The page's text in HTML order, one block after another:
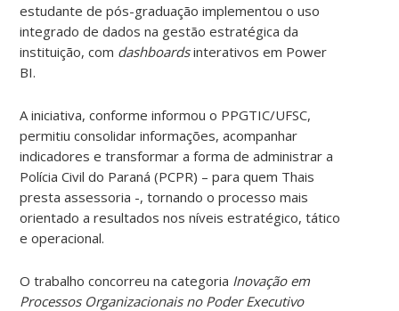
estudante de pós-graduação implementou o uso
integrado de dados na gestão estratégica da
instituição, com dashboardsinterativos em Power
BI.
A iniciativa, conforme informou o PPGTIC/UFSC,
permitiu consolidar informações, acompanhar
indicadores e transformar a forma de administrar a
Polícia Civil do Paraná (PCPR) – para quem Thais
presta assessoria -, tornando o processo mais
orientado a resultados nos níveis estratégico, tático
e operacional.
O trabalho concorreu na categoria Inovação em
Processos Organizacionais no Poder Executivo